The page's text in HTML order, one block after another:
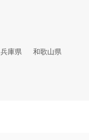
兵庫県 和歌山県